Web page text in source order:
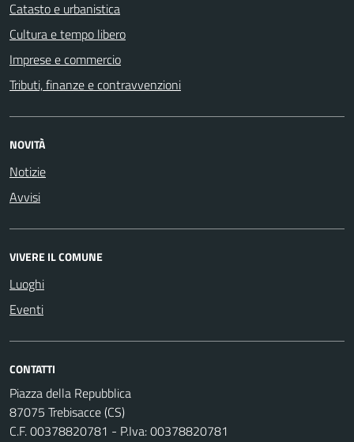
Catasto e urbanistica
Cultura e tempo libero
Imprese e commercio
Tributi, finanze e contravvenzioni
NOVITÀ
Notizie
Avvisi
VIVERE IL COMUNE
Luoghi
Eventi
CONTATTI
Piazza della Repubblica
87075 Trebisacce (CS)
C.F. 00378820781 - P.Iva: 00378820781